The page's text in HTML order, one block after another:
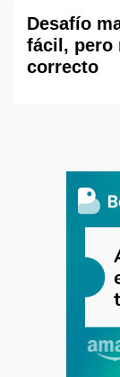
Desafío
fácil, pero
correcto